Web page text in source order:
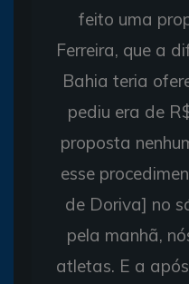
feito uma
Ferreira, que a
Bahia teria
pediu era de
proposta
esse
de Doriva] no
pela manhã,
atletas. E a